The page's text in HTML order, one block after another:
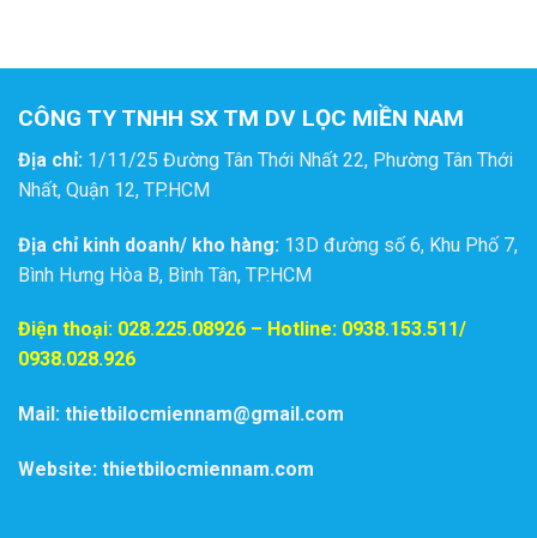
CÔNG TY TNHH SX TM DV LỌC MIỀN NAM
Địa chỉ: 1/11/25 Đường Tân Thới Nhất 22, Phường Tân Thới
Nhất, Quận 12, TP.HCM
Địa chỉ kinh doanh/ kho hàng: 13D đường số 6, Khu Phố 7,
Bình Hưng Hòa B, Bình Tân, TP.HCM
Điện thoại: 028.225.08926 – Hotline: 0938.153.511/
0938.028.926
Mail: thietbilocmiennam@gmail.com
Website: thietbilocmiennam.com